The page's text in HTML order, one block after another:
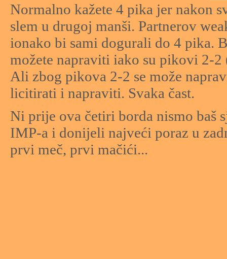
Normalno kažete 4 pika jer nakon
slem u drugoj manši. Partnerov
ionako bi sami dogurali do 4 pika.
možete napraviti iako su pikovi 2-
Ali zbog pikova 2-2 se može
licitirati i napraviti. Svaka čast.
Ni prije ova četiri borda nismo baš
IMP-a i donijeli najveći poraz u
prvi meč, prvi mačići...